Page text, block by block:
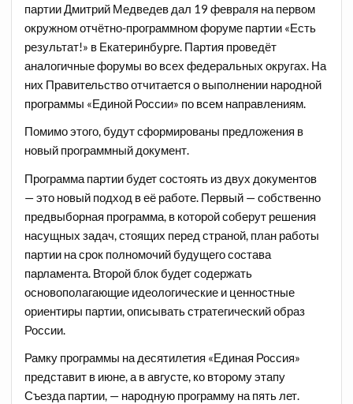
партии Дмитрий Медведев дал 19 февраля на первом
окружном отчётно-программном форуме партии «Есть
результат!» в Екатеринбурге. Партия проведёт
аналогичные форумы во всех федеральных округах. На
них Правительство отчитается о выполнении народной
программы «Единой России» по всем направлениям.
Помимо этого, будут сформированы предложения в
новый программный документ.
Программа партии будет состоять из двух документов
— это новый подход в её работе. Первый — собственно
предвыборная программа, в которой соберут решения
насущных задач, стоящих перед страной, план работы
партии на срок полномочий будущего состава
парламента. Второй блок будет содержать
основополагающие идеологические и ценностные
ориентиры партии, описывать стратегический образ
России.
Рамку программы на десятилетия «Единая Россия»
представит в июне, а в августе, ко второму этапу
Съезда партии, — народную программу на пять лет.